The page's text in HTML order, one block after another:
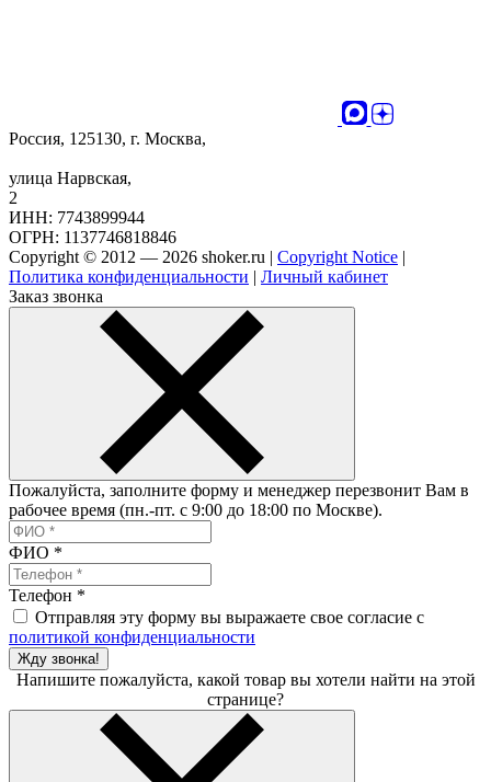
Россия, 125130, г. Москва,
улица Нарвская,
2
ИНН: 7743899944
ОГРН: 1137746818846
Copyright © 2012 — 2026 shoker.ru | Copyright Notice |
Политика конфиденциальности | Личный кабинет
Заказ звонка
Пожалуйста, заполните форму и менеджер перезвонит Вам в
рабочее время (пн.-пт. с 9:00 до 18:00 по Москве).
ФИО *
Телефон *
Отправляя эту форму вы выражаете свое согласие с
политикой конфиденциальности
Жду звонка!
Напишите пожалуйста, какой товар вы хотели найти на этой
странице?